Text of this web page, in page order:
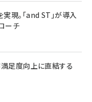
現。「and ST」が導入
ーチ
足度向上に直結する